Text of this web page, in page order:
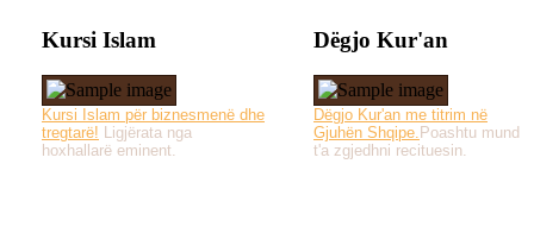
Kursi Islam
Kursi Islam për biznesmenë dhe
tregtarë! Ligjërata nga
hoxhallarë eminent.
Dëgjo Kur'an
Dëgjo Kur'an me titrim në
Gjuhën Shqipe. Poashtu mund
t'a zgjedhni recituesin.